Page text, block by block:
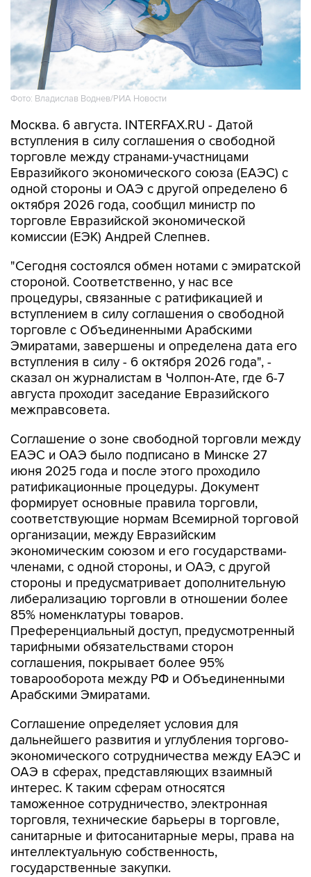
Фото: Владислав Воднев/РИА Новости
Москва. 6 августа. INTERFAX.RU - Датой
вступления в силу соглашения о свободной
торговле между странами-участницами
Евразийкого экономического союза (ЕАЭС) с
одной стороны и ОАЭ с другой определено 6
октября 2026 года, сообщил министр по
торговле Евразийской экономической
комиссии (ЕЭК) Андрей Слепнев.
"Сегодня состоялся обмен нотами с эмиратской
стороной. Соответственно, у нас все
процедуры, связанные с ратификацией и
вступлением в силу соглашения о свободной
торговле с Объединенными Арабскими
Эмиратами, завершены и определена дата его
вступления в силу - 6 октября 2026 года", -
сказал он журналистам в Чолпон-Ате, где 6-7
августа проходит заседание Евразийского
межправсовета.
Соглашение о зоне свободной торговли между
ЕАЭС и ОАЭ было подписано в Минске 27
июня 2025 года и после этого проходило
ратификационные процедуры. Документ
формирует основные правила торговли,
соответствующие нормам Всемирной торговой
организации, между Евразийским
экономическим союзом и его государствами-
членами, с одной стороны, и ОАЭ, с другой
стороны и предусматривает дополнительную
либерализацию торговли в отношении более
85% номенклатуры товаров.
Преференциальный доступ, предусмотренный
тарифными обязательствами сторон
соглашения, покрывает более 95%
товарооборота между РФ и Объединенными
Арабскими Эмиратами.
Соглашение определяет условия для
дальнейшего развития и углубления торгово-
экономического сотрудничества между ЕАЭС и
ОАЭ в сферах, представляющих взаимный
интерес. К таким сферам относятся
таможенное сотрудничество, электронная
торговля, технические барьеры в торговле,
санитарные и фитосанитарные меры, права на
интеллектуальную собственность,
государственные закупки.